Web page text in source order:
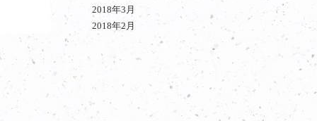
2018年3月
2018年2月